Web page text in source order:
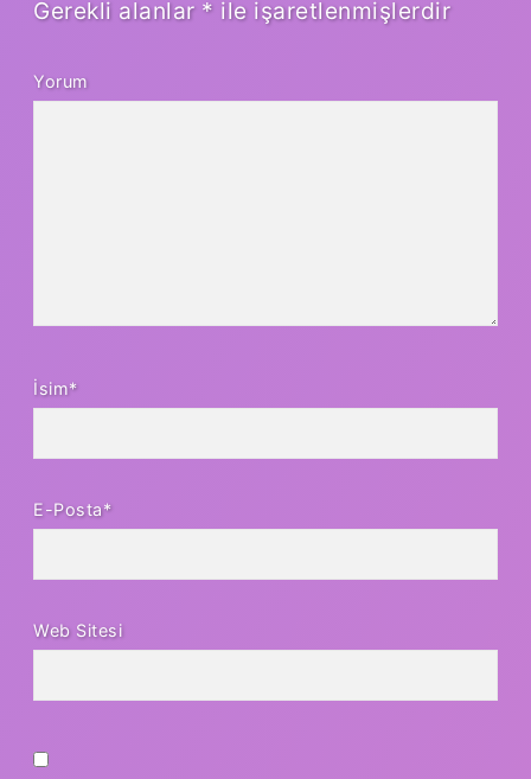
Gerekli alanlar * ile işaretlenmişlerdir
Yorum
İsim*
E-Posta*
Web Sitesi